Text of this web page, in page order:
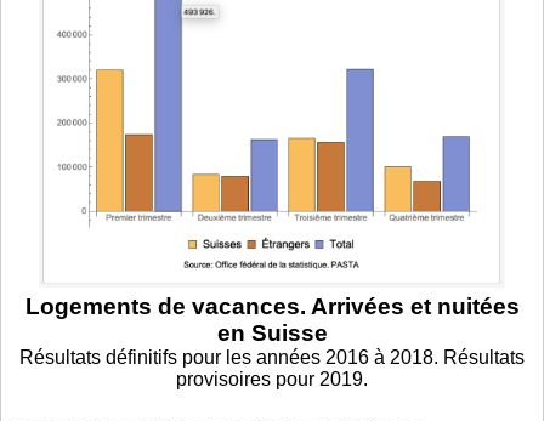
Logements de vacances. Arrivées et nuitées
en Suisse
Résultats définitifs pour les années 2016 à 2018. Résultats
provisoires pour 2019.